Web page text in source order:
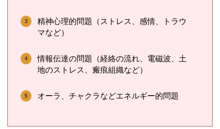
精神心理的問題（ストレス、感情、トラウ
マなど）
情報伝達の問題（経絡の流れ、電磁波、土
地のストレス、瘢痕組織など）
オーラ、チャクラなどエネルギー的問題